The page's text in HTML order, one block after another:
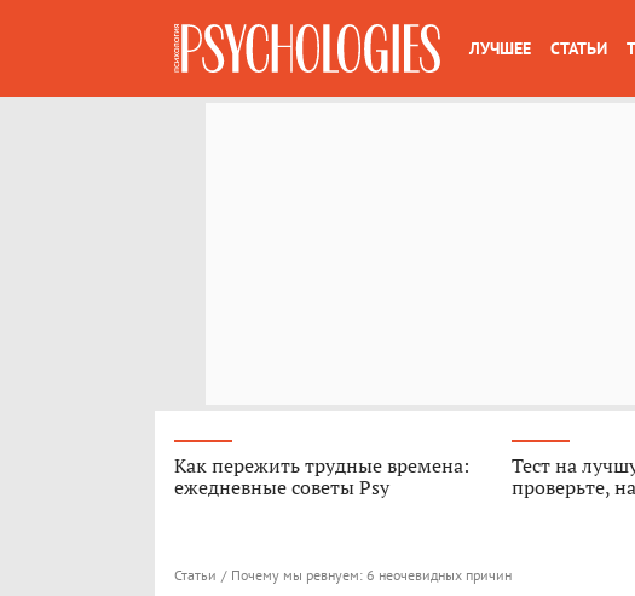
ЛУЧШЕЕ СТАТЬИ
Как пережить трудные времена:
ежедневные советы Psy
Тест на
проверьте,
Статьи / Почему мы ревнуем: 6 неочевидных причин